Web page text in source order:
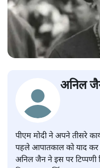
अनिल
पीएम मोदी ने अपने तीसरे
पहले आपातकाल को याद कर
अनिल जैन ने इस पर टिप्पणी